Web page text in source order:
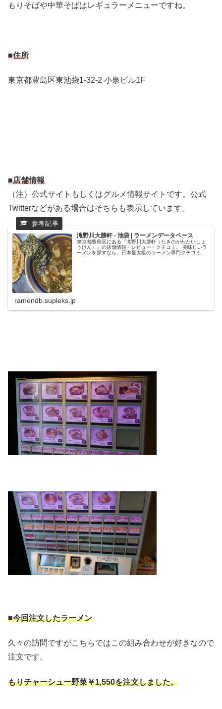
もりそばや中華そばはレギュラーメニューですね。
■住所
東京都豊島区東池袋1-32-2 小泉ビル1F
■店舗情報
（注）公式サイトもしくはグルメ情報サイトです。公式
Twitterなどがある場合はそちらも表示しています。
滝野川大勝軒 - 池袋 | ラーメンデータベース
東京都豊島区にある『滝野川大勝軒（たきのがわたいしょ
うけん）』の店舗情報・レビュー・クチコミ。 美味しいラ
ーメンを探すなら、日本最大級のラーメン専門クチコミサ
ramendb.supleks.jp
■今回注文したラーメン
久々の訪問ですがこちらではこの組み合わせが好きなので
注文です。
もりチャーシュー野菜￥1,550を注文しました。